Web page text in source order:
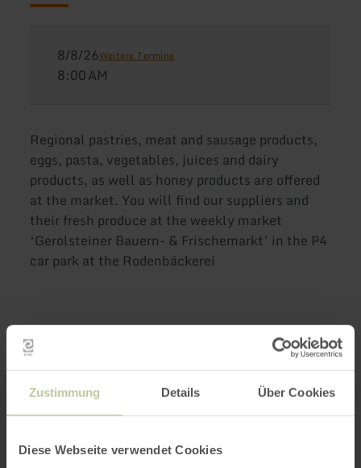
Zustimmung Details Über Cookies
Diese Webseite verwendet Cookies
8/8/26Weitere Termine
8:00 AM
Regional pastries, meat and sausage products,
eggs, pasta, vegetables, juices and dairy
products, as well as honey products are offered
at the market. You will find our suppliers and
their fresh produce at the weekly market
‘Gerolsteiner Bauern- & Frischemarkt’ in the P4
car park at the Rodenbäckerei
The vendors at the weekly market ‘Bauern- &
Frischemarkt Gerolstein’ in the P4 car park at
the Rodenbäckerei:
Geflügelhof Janshen, Ellscheid: eggs, fresh